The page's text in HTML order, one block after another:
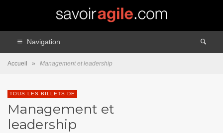
Navigation
Accueil » Management et leadership
TOUS LES BILLETS DE
Management et
leadership